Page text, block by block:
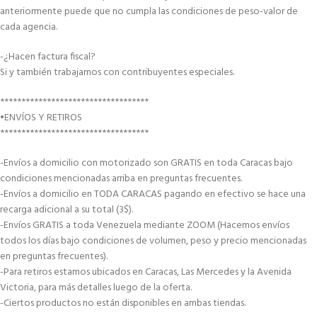
anteriormente puede que no cumpla las condiciones de peso-valor de
cada agencia.
-¿Hacen factura fiscal?
Si y también trabajamos con contribuyentes especiales.
***********************************
•ENVÍOS Y RETIROS
***********************************
-Envíos a domicilio con motorizado son GRATIS en toda Caracas bajo
condiciones mencionadas arriba en preguntas frecuentes.
-Envíos a domicilio en TODA CARACAS pagando en efectivo se hace una
recarga adicional a su total (3$).
-Envíos GRATIS a toda Venezuela mediante ZOOM (Hacemos envíos
todos los días bajo condiciones de volumen, peso y precio mencionadas
en preguntas frecuentes).
-Para retiros estamos ubicados en Caracas, Las Mercedes y la Avenida
Victoria, para más detalles luego de la oferta.
-Ciertos productos no están disponibles en ambas tiendas.